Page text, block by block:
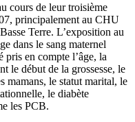
cours de leur troisième
principalement au CHU
Terre. L’exposition au
dans le sang maternel
pris en compte l’âge, la
le début de la grossesse, le
mamans, le statut marital, le
le diabète
les PCB.